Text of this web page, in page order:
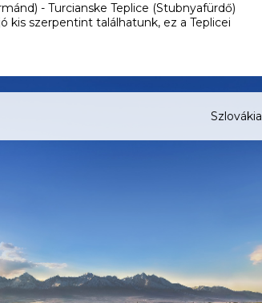
- Turcianske Teplice (Stubnyafürdő)
kis szerpentint találhatunk, ez a Teplicei
Szlovákia